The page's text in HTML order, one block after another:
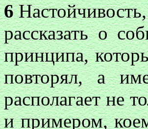
6
рассказать о
принципа,
повторял, а
располагает не
и примером,